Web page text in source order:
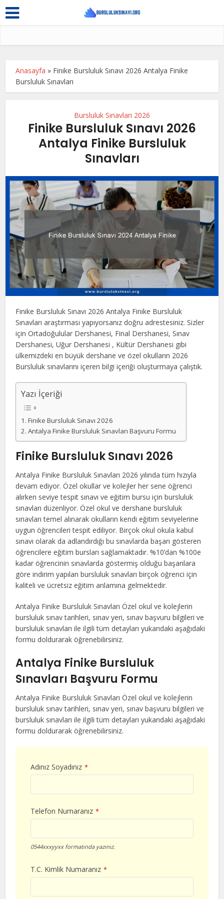
Anasayfa » Finike Bursluluk Sınavı 2026 Antalya Finike
Bursluluk Sınavları
Bursluluk Sınavları 2026
Finike Bursluluk Sınavı 2026
Antalya Finike Bursluluk
Sınavları
Finike Bursluluk Sınavı 2026 Antalya Finike Bursluluk
Sınavları araştırması yapıyorsanız doğru adrestesiniz. Sizler
için Ortadoğulular Dershanesi, Final Dershanesi, Sınav
Dershanesi, Uğur Dershanesi , Kültür Dershanesi gibi
ülkemizdeki en büyük dershane ve özel okulların 2026
Bursluluk sınavlarını içeren bilgi içeriği oluşturmaya çalıştık.
Yazı İçeriği
Finike Bursluluk Sınavı 2026
Antalya Finike Bursluluk Sınavları Başvuru Formu
Finike Bursluluk Sınavı 2026
Antalya Finike Bursluluk Sınavları 2026 yılında tüm hızıyla
devam ediyor. Özel okullar ve kolejler her sene öğrenci
alırken seviye tespit sınavı ve eğitim bursu için bursluluk
sınavları düzenliyor. Özel okul ve dershane bursluluk
sınavları temel alınarak okulların kendi eğitim seviyelerine
uygun öğrencileri tespit ediliyor. Birçok okul okula kabul
sınavı olarak da adlandırdığı bu sınavlarda başarı gösteren
öğrencilere eğitim bursları sağlamaktadır. %10’dan %100e
kadar öğrencinin sınavlarda göstermiş olduğu başarılara
göre indirim yapılan bursluluk sınavları birçok öğrenci için
kaliteli ve ücretsiz eğitim anlamına gelmektedir.
Antalya Finike Bursluluk Sınavları Özel okul ve kolejlerin
bursluluk sınav tarihleri, sınav yeri, sınav başvuru bilgileri ve
bursluluk sınavları ile ilgili tüm detayları yukarıdaki aşağıdaki
formu doldurarak öğrenebilirsiniz.
Antalya Finike Bursluluk
Sınavları Başvuru Formu
Antalya Finike Bursluluk Sınavları Özel okul ve kolejlerin
bursluluk sınav tarihleri, sınav yeri, sınav başvuru bilgileri ve
bursluluk sınavları ile ilgili tüm detayları yukarıdaki aşağıdaki
formu doldurarak öğrenebilirsiniz.
Adınız Soyadınız *
Telefon Numaranız *
0544xxxyyxx formatında yazınız.
T.C. Kimlik Numaranız *